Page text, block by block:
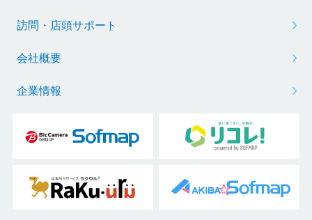
訪問・店頭サポート
会社概要
企業情報